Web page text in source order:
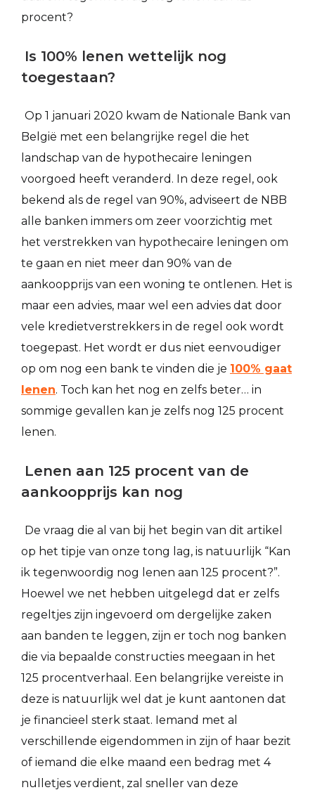
procent?
Is 100% lenen wettelijk nog
toegestaan?
Op 1 januari 2020 kwam de Nationale Bank van
België met een belangrijke regel die het
landschap van de hypothecaire leningen
voorgoed heeft veranderd. In deze regel, ook
bekend als de regel van 90%, adviseert de NBB
alle banken immers om zeer voorzichtig met
het verstrekken van hypothecaire leningen om
te gaan en niet meer dan 90% van de
aankoopprijs van een woning te ontlenen. Het is
maar een advies, maar wel een advies dat door
vele kredietverstrekkers in de regel ook wordt
toegepast. Het wordt er dus niet eenvoudiger
op om nog een bank te vinden die je 100% gaat
lenen. Toch kan het nog en zelfs beter… in
sommige gevallen kan je zelfs nog 125 procent
lenen.
Lenen aan 125 procent van de
aankoopprijs kan nog
De vraag die al van bij het begin van dit artikel
op het tipje van onze tong lag, is natuurlijk “Kan
ik tegenwoordig nog lenen aan 125 procent?”.
Hoewel we net hebben uitgelegd dat er zelfs
regeltjes zijn ingevoerd om dergelijke zaken
aan banden te leggen, zijn er toch nog banken
die via bepaalde constructies meegaan in het
125 procentverhaal. Een belangrijke vereiste in
deze is natuurlijk wel dat je kunt aantonen dat
je financieel sterk staat. Iemand met al
verschillende eigendommen in zijn of haar bezit
of iemand die elke maand een bedrag met 4
nulletjes verdient, zal sneller van deze